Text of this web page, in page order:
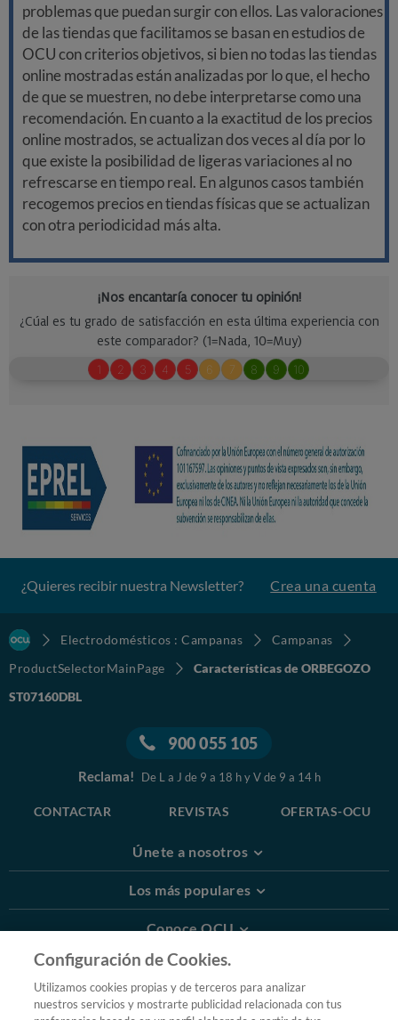
problemas que puedan surgir con ellos. Las valoraciones
de las tiendas que facilitamos se basan en estudios de
OCU con criterios objetivos, si bien no todas las tiendas
online mostradas están analizadas por lo que, el hecho
de que se muestren, no debe interpretarse como una
recomendación. En cuanto a la exactitud de los precios
online mostrados, se actualizan dos veces al día por lo
que existe la posibilidad de ligeras variaciones al no
refrescarse en tiempo real. En algunos casos también
recogemos precios en tiendas físicas que se actualizan
con otra periodicidad más alta.
¿Quieres recibir nuestra Newsletter? Crea una cuenta
Electrodomésticos : Campanas
Campanas
ProductSelectorMainPage
Características de ORBEGOZO
ST07160DBL
900 055 105
Reclama! De L a J de 9 a 18 h y V de 9 a 14 h
CONTACTAR REVISTAS OFERTAS-OCU
Únete a nosotros
Los más populares
Conoce OCU
Más Información
© 2026 OCU
Configuración de Cookies.
Utilizamos cookies propias y de terceros para analizar
nuestros servicios y mostrarte publicidad relacionada con tus